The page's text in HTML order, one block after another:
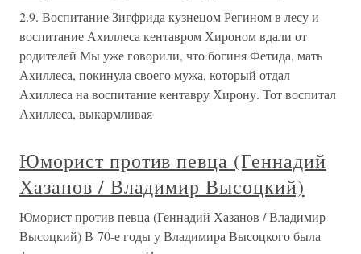
2.9. Воспитание Зигфрида кузнецом Регином в лесу и
воспитание Ахиллеса кентавром Хироном вдали от
родителей Мы уже говорили, что богиня Фетида, мать
Ахиллеса, покинула своего мужа, который отдал
Ахиллеса на воспитание кентавру Хирону. Тот воспитал
Ахиллеса, выкармливая
Юморист против певца (Геннадий
Хазанов / Владимир Высоцкий)
Юморист против певца (Геннадий Хазанов / Владимир
Высоцкий) В 70-е годы у Владимира Высоцкого была